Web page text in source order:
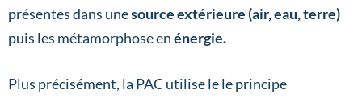
présentes dans unesource extérieure (air, eau, terre)
puis les métamorphose enénergie.
Plus précisément, la PAC utilise le le principe